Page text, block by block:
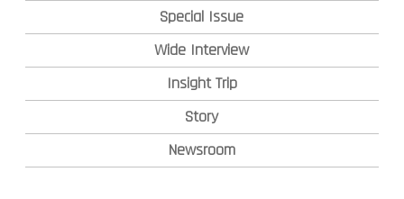
Special Issue
Wide Interview
Insight Trip
Story
Newsroom